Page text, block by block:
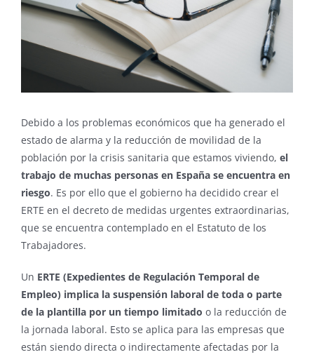
Debido a los problemas económicos que ha generado el
estado de alarma y la reducción de movilidad de la
población por la crisis sanitaria que estamos viviendo, el
trabajo de muchas personas en España se encuentra en
riesgo. Es por ello que el gobierno ha decidido crear el
ERTE en el decreto de medidas urgentes extraordinarias,
que se encuentra contemplado en el Estatuto de los
Trabajadores.
Un ERTE (Expedientes de Regulación Temporal de
Empleo) implica la suspensión laboral de toda o parte
de la plantilla por un tiempo limitado o la reducción de
la jornada laboral. Esto se aplica para las empresas que
están siendo directa o indirectamente afectadas por la